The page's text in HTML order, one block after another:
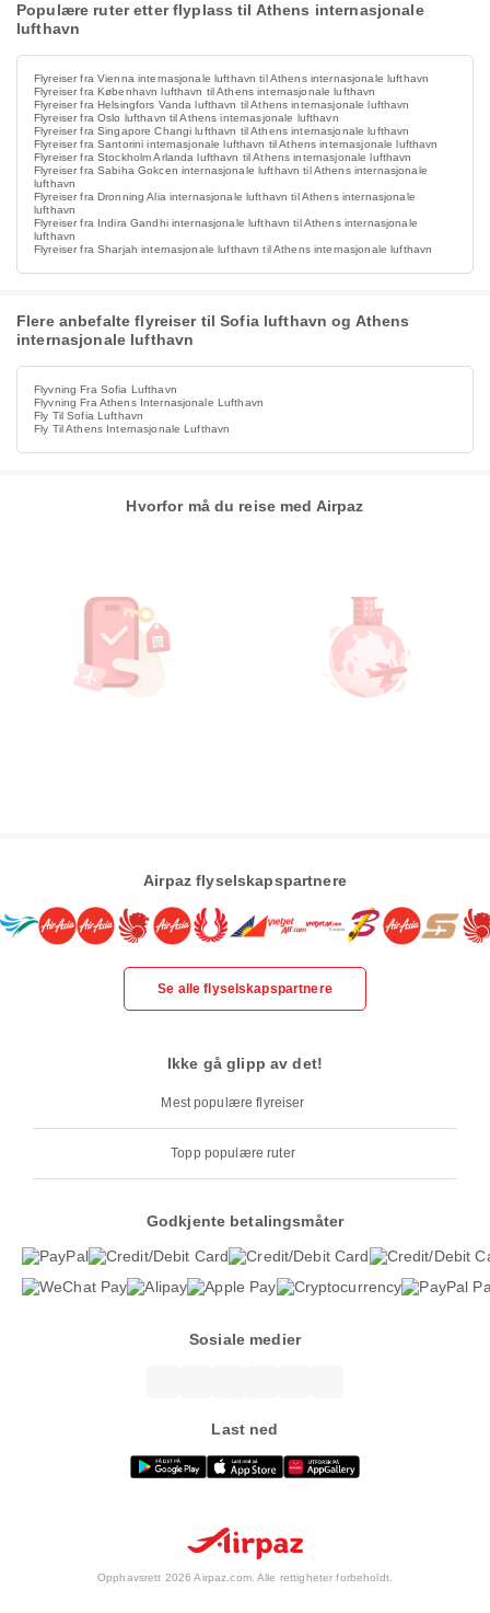
Populære ruter etter flyplass til Athens internasjonale
lufthavn
Flyreiser fra Vienna internasjonale lufthavn til Athens internasjonale lufthavn
Flyreiser fra København lufthavn til Athens internasjonale lufthavn
Flyreiser fra Helsingfors Vanda lufthavn til Athens internasjonale lufthavn
Flyreiser fra Oslo lufthavn til Athens internasjonale lufthavn
Flyreiser fra Singapore Changi lufthavn til Athens internasjonale lufthavn
Flyreiser fra Santorini internasjonale lufthavn til Athens internasjonale lufthavn
Flyreiser fra Stockholm Arlanda lufthavn til Athens internasjonale lufthavn
Flyreiser fra Sabiha Gokcen internasjonale lufthavn til Athens internasjonale
lufthavn
Flyreiser fra Dronning Alia internasjonale lufthavn til Athens internasjonale
lufthavn
Flyreiser fra Indira Gandhi internasjonale lufthavn til Athens internasjonale
lufthavn
Flyreiser fra Sharjah internasjonale lufthavn til Athens internasjonale lufthavn
Flere anbefalte flyreiser til Sofia lufthavn og Athens
internasjonale lufthavn
Flyvning Fra Sofia Lufthavn
Flyvning Fra Athens Internasjonale Lufthavn
Fly Til Sofia Lufthavn
Fly Til Athens Internasjonale Lufthavn
Hvorfor må du reise med Airpaz
Airpaz flyselskapspartnere
Se alle flyselskapspartnere
Ikke gå glipp av det!
Mest populære flyreiser
Topp populære ruter
Godkjente betalingsmåter
Sosiale medier
Last ned
Opphavsrett 2026 Airpaz.com. Alle rettigheter forbeholdt.